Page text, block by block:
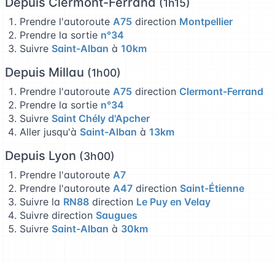
(1h15)
Prendre l'autoroute A75 direction Montpellier
Prendre la sortie n°34
Suivre Saint-Alban à 10km
Depuis Millau (1h00)
Prendre l'autoroute A75 direction Clermont-Ferrand
Prendre la sortie n°34
Suivre Saint Chély d'Apcher
Aller jusqu'à Saint-Alban à 13km
Depuis Lyon (3h00)
Prendre l'autoroute A7
Prendre l'autoroute A47 direction Saint-Étienne
Suivre la RN88 direction Le Puy en Velay
Suivre direction Saugues
Suivre Saint-Alban à 30km